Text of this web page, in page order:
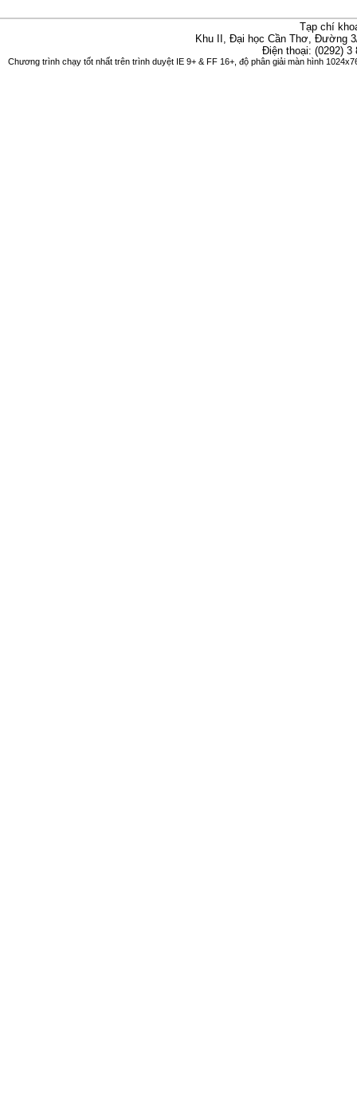
Tạp chí
Khu II, Đại học Cần Thơ, Đường
Điện thoại: (0292)
Chương trình chạy tốt nhất trên trình duyệt IE 9+ & FF 16+, độ phân giải màn hình